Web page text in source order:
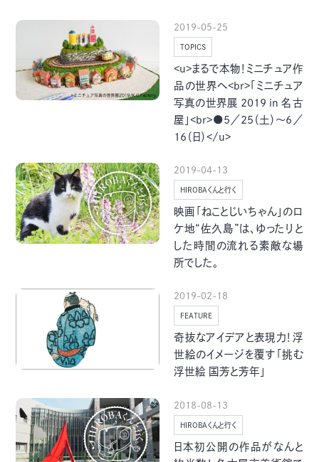
本・まち 自転車・まち
グルメ・まち イベント
お問い合わせ
検索する
CLOSE
2019-05-25
TOPICS
<u>まるで本物！ミニチュア作
品の世界へ<br>「ミニチュア
写真の世界展 2019 in 名古
屋」<br>●5／25（土）～6／
16（日）</u>
2019-04-13
HIROBAくんと行く
映画「ねことじいちゃん」のロ
ケ地“佐久島”は、ゆったりと
した時間の流れる素敵な場
所でした。
2019-02-18
FEATURE
奇抜なアイデアと表現力！浮
世絵のイメージを覆す「挑む
浮世絵 国芳と芳年」
2018-08-13
HIROBAくんと行く
日本初公開の作品がなんと